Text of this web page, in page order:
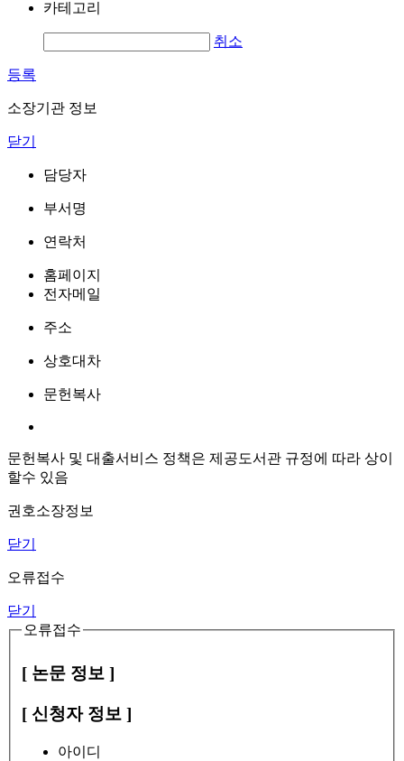
카테고리
취소
등록
소장기관 정보
닫기
담당자
부서명
연락처
홈페이지
전자메일
주소
상호대차
문헌복사
문헌복사 및 대출서비스 정책은 제공도서관 규정에 따라 상이
할수 있음
권호소장정보
닫기
오류접수
닫기
오류접수
[ 논문 정보 ]
[ 신청자 정보 ]
아이디